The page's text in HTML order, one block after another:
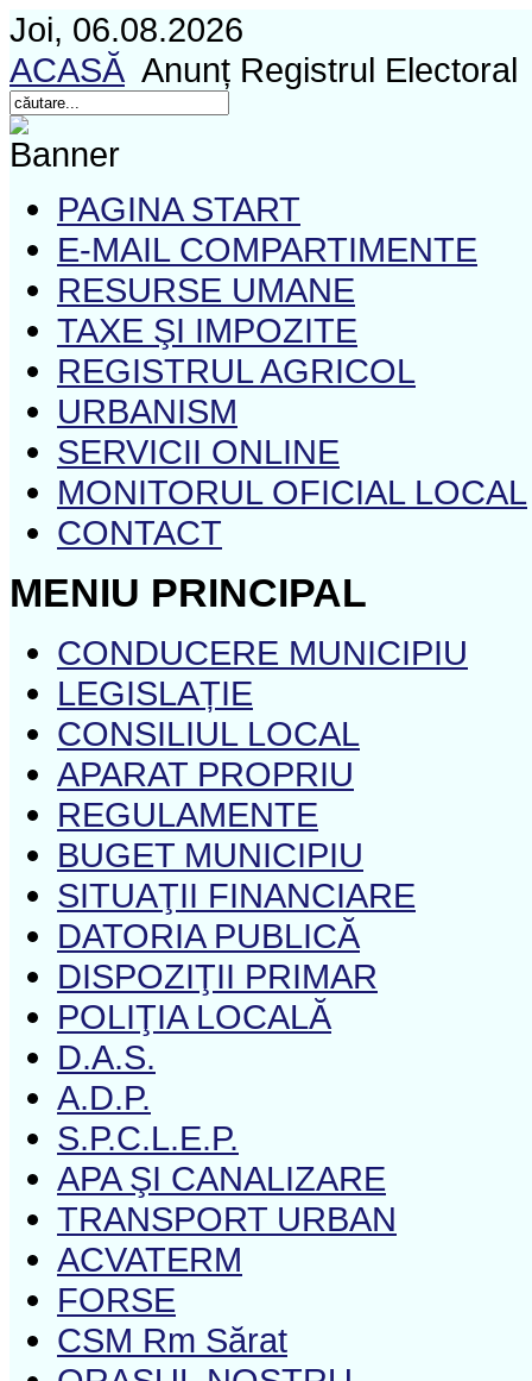
Joi, 06.08.2026
ACASĂ Anunț Registrul Electoral
PAGINA START
E-MAIL COMPARTIMENTE
RESURSE UMANE
TAXE ŞI IMPOZITE
REGISTRUL AGRICOL
URBANISM
SERVICII ONLINE
MONITORUL OFICIAL LOCAL
CONTACT
MENIU PRINCIPAL
CONDUCERE MUNICIPIU
LEGISLAȚIE
CONSILIUL LOCAL
APARAT PROPRIU
REGULAMENTE
BUGET MUNICIPIU
SITUAŢII FINANCIARE
DATORIA PUBLICĂ
DISPOZIŢII PRIMAR
POLIŢIA LOCALĂ
D.A.S.
A.D.P.
S.P.C.L.E.P.
APA ŞI CANALIZARE
TRANSPORT URBAN
ACVATERM
FORSE
CSM Rm Sărat